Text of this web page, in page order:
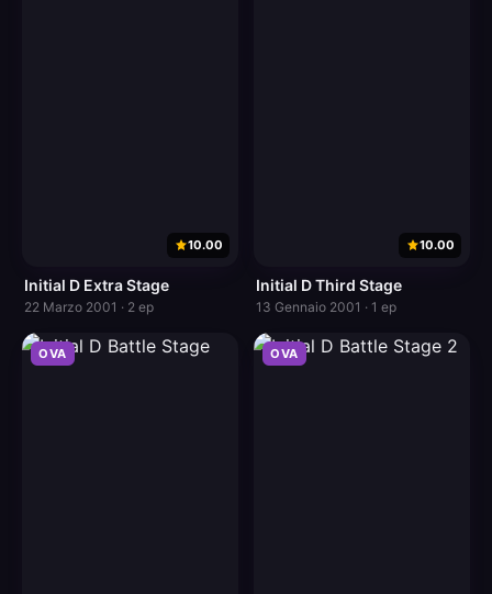
10.00
Initial D Extra Stage
22 Marzo 2001 · 2 ep
10.00
Initial D Third Stage
13 Gennaio 2001 · 1 ep
OVA OVA